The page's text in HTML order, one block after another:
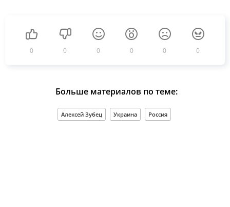
0 0 0 0 0 0
Больше материалов по теме:
Алексей Зубец Украина Россия